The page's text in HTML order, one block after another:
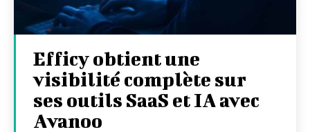
Efficy obtient une
visibilité complète sur
ses outils SaaS et IA avec
Avanoo